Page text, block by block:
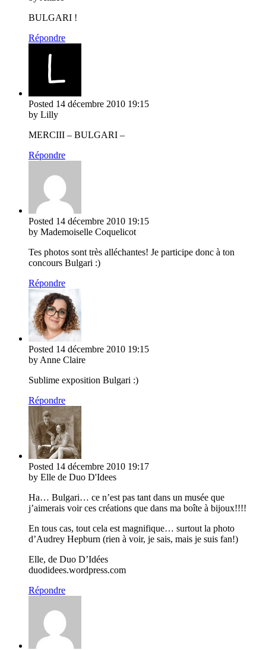
BULGARI !
Répondre
Posted 14 décembre 2010 19:15
by Lilly
MERCIII – BULGARI –
Répondre
Posted 14 décembre 2010 19:15
by Mademoiselle Coquelicot
Tes photos sont très alléchantes! Je participe donc à ton
concours Bulgari :)
Répondre
Posted 14 décembre 2010 19:15
by Anne Claire
Sublime exposition Bulgari :)
Répondre
Posted 14 décembre 2010 19:17
by Elle de Duo D'Idees
Ha… Bulgari… ce n’est pas tant dans un musée que
j’aimerais voir ces créations que dans ma boîte à bijoux!!!!
En tous cas, tout cela est magnifique… surtout la photo
d’Audrey Hepburn (rien à voir, je sais, mais je suis fan!)
Elle, de Duo D’Idées
duodidees.wordpress.com
Répondre